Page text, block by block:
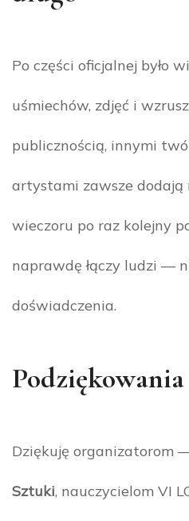
Po części oficjalnej było
uśmiechów, zdjęć i
publicznością, innymi
artystami zawsze dodają
wieczoru po raz kolejny
naprawdę łączy ludzi —
doświadczenia.
Podziękowania
Dziękuję organizatorom
Sztuki, nauczycielom VI